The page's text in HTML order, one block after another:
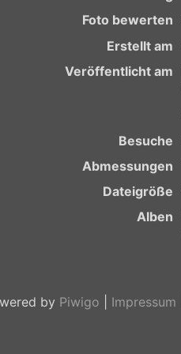
Foto bewerten
Erstellt am
Veröffentlicht am
Besuche
Abmessungen
Dateigröße
Alben
by Piwigo Impressum